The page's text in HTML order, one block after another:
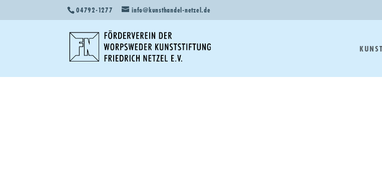
04792-1277 info@kunsthandel-netzel.de